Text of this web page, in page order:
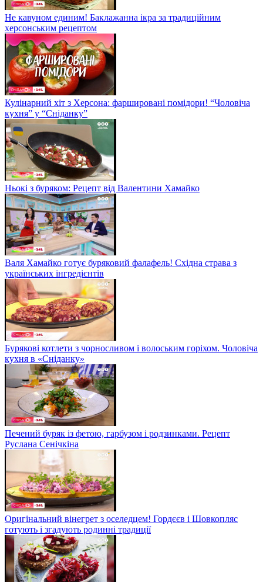
Не кавуном единим! Баклажанна ікра за традиційним
херсонським рецептом
Кулінарний хіт з Херсона: фаршировані помідори! “Чоловіча
кухня” у “Сніданку”
Ньокі з буряком: Рецепт від Валентини Хамайко
Валя Хамайко готує буряковий фалафель! Східна страва з
українських інгредієнтів
Бурякові котлети з чорносливом і волоським горіхом. Чоловіча
кухня в «Сніданку»
Печений буряк із фетою, гарбузом і родзинками. Рецепт
Руслана Сенічкіна
Оригінальний вінегрет з оселедцем! Гордєєв і Шовкопляс
готують і згадують родинні традиції